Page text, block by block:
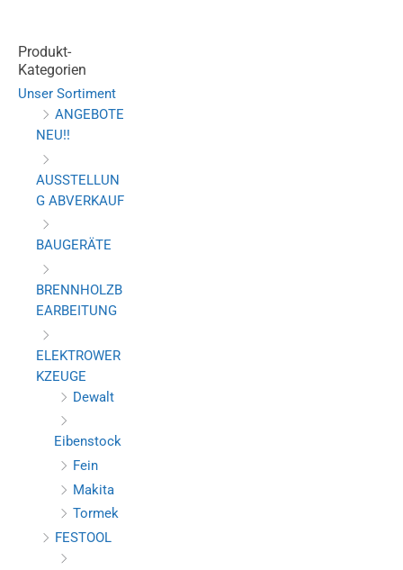
Produkt-
Kategorien
Unser Sortiment
ANGEBOTE
NEU!!
AUSSTELLUN
G ABVERKAUF
BAUGERÄTE
BRENNHOLZB
EARBEITUNG
ELEKTROWER
KZEUGE
Dewalt
Eibenstock
Fein
Makita
Tormek
FESTOOL